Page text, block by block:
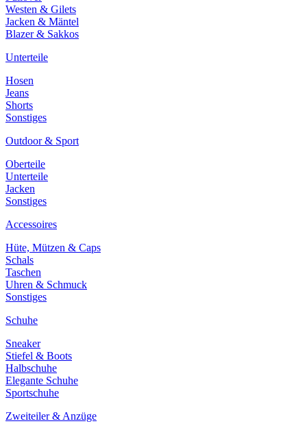
Westen & Gilets
Jacken & Mäntel
Blazer & Sakkos
Unterteile
Hosen
Jeans
Shorts
Sonstiges
Outdoor & Sport
Oberteile
Unterteile
Jacken
Sonstiges
Accessoires
Hüte, Mützen & Caps
Schals
Taschen
Uhren & Schmuck
Sonstiges
Schuhe
Sneaker
Stiefel & Boots
Halbschuhe
Elegante Schuhe
Sportschuhe
Zweiteiler & Anzüge